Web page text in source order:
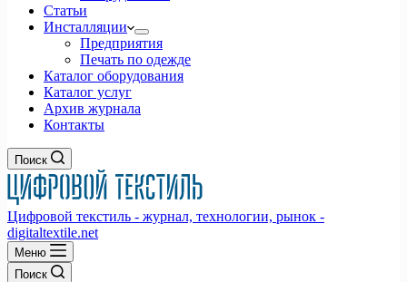
Статьи
Инсталляции
Предприятия
Печать по одежде
Каталог оборудования
Каталог услуг
Архив журнала
Контакты
Поиск
Цифровой текстиль - журнал, технологии, рынок -
digitaltextile.net
Меню
Поиск